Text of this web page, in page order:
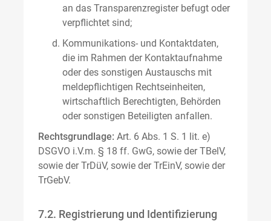
an das Transparenzregister befugt oder
verpflichtet sind;
Kommunikations- und Kontaktdaten,
die im Rahmen der Kontaktaufnahme
oder des sonstigen Austauschs mit
meldepflichtigen Rechtseinheiten,
wirtschaftlich Berechtigten, Behörden
oder sonstigen Beteiligten anfallen.
Rechtsgrundlage: Art. 6 Abs. 1 S. 1 lit. e)
DSGVO i.V.m. § 18 ff. GwG, sowie der TBelV,
sowie der TrDüV, sowie der TrEinV, sowie der
TrGebV.
7.2. Registrierung und Identifizierung